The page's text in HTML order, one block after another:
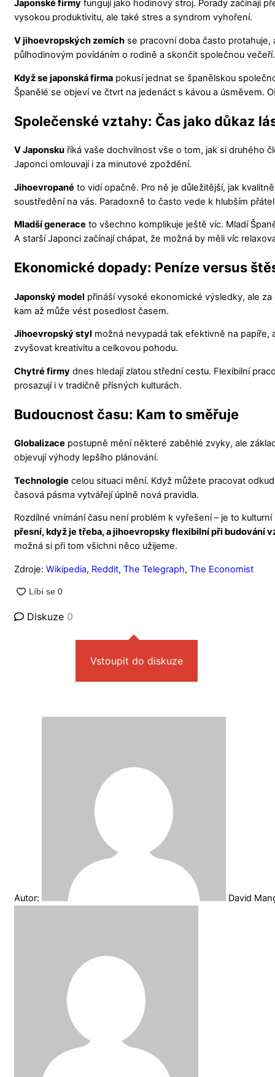
Japonské firmy fungují jako hodinový stroj. Porady začínají
vysokou produktivitu, ale také stres a syndrom vyhoření.
V jihoevropských zemích se pracovní doba často
půlhodinovým povídáním o rodině a skončit společnou
Když se japonská firma pokusí jednat se španělskou
Španělé se objeví ve čtvrt na jedenáct s kávou a úsměvem.
Společenské vztahy: Čas jako důkaz
V Japonsku říká vaše dochvilnost vše o tom, jak si druhého
Japonci omlouvají i za minutové zpoždění.
Jihoevropané to vidí opačně. Pro ně je důležitější, jak
soustředění na vás. Paradoxně to často vede k hlubším
Mladší generace to všechno komplikuje ještě víc. Mladí
A starší Japonci začínají chápat, že možná by měli víc
Ekonomické dopady: Peníze versus
Japonský model přináší vysoké ekonomické výsledky, ale
kam až může vést posedlost časem.
Jihoevropský styl možná nevypadá tak efektivně na
zvyšovat kreativitu a celkovou pohodu.
Chytré firmy dnes hledají zlatou střední cestu. Flexibilní
prosazují i v tradičně přísných kulturách.
Budoucnost času: Kam to směřuje
Globalizace postupně mění některé zaběhlé zvyky, ale
objevují výhody lepšího plánování.
Technologie celou situaci mění. Když můžete pracovat
časová pásma vytvářejí úplně nová pravidla.
Rozdílné vnímání času není problém k vyřešení – je to
přesní, když je třeba, a jihoevropsky flexibilní při budování
možná si při tom všichni něco užijeme.
Zdroje: Wikipedia, Reddit, The Telegraph, The Economist
Diskuze 0
Vstoupit do diskuze
Autor: David